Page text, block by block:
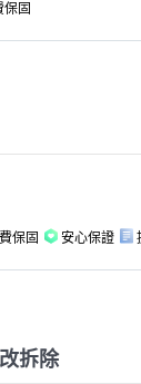
保固
保固 安心保證
拆除